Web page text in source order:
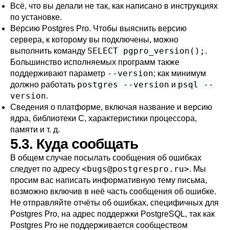
Всё, что вы делали не так, как написано в инструкциях
по установке.
Версию Postgres Pro. Чтобы выяснить версию
сервера, к которому вы подключены, можно
выполнить команду SELECT pgpro_version(); .
Большинство исполняемых программ также
поддерживают параметр --version; как минимум
должно работать postgres --version и psql --
version.
Сведения о платформе, включая название и версию
ядра, библиотеки C, характеристики процессора,
памяти и т. д.
5.3. Куда сообщать
В общем случае посылать сообщения об ошибках
следует по адресу <bugs@postgrespro.ru>. Мы
просим вас написать информативную тему письма,
возможно включив в неё часть сообщения об ошибке.
Не отправляйте отчёты об ошибках, специфичных для
Postgres Pro, на адрес поддержки PostgreSQL, так как
Postgres Pro не поддерживается сообществом